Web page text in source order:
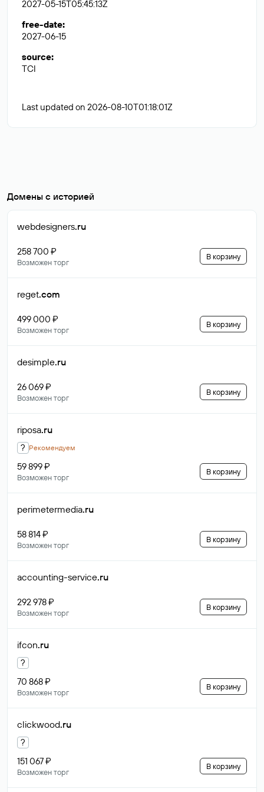
2027-05-15T05:45:13Z
free-date:
2027-06-15
source:
TCI
Last updated on 2026-08-10T01:18:01Z
Домены с историей
webdesigners.ru
258 700 ₽
Возможен торг
В корзину
reget.com
499 000 ₽
Возможен торг
В корзину
desimple.ru
26 069 ₽
Возможен торг
В корзину
riposa.ru
? Рекомендуем
59 899 ₽
Возможен торг
В корзину
perimetermedia.ru
58 814 ₽
Возможен торг
В корзину
accounting-service.ru
292 978 ₽
Возможен торг
В корзину
ifcon.ru
?
70 868 ₽
Возможен торг
В корзину
clickwood.ru
?
151 067 ₽
Возможен торг
В корзину